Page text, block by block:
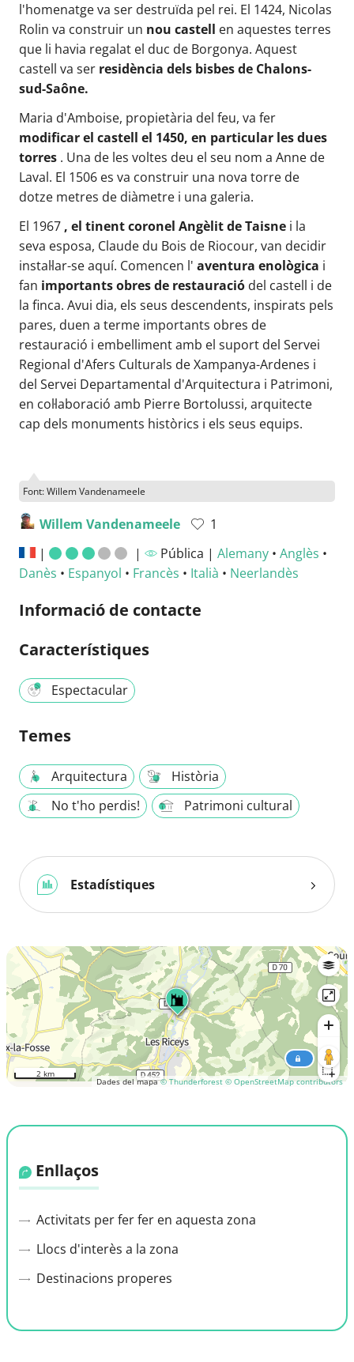
l'homenatge va ser destruïda pel rei. El 1424, Nicolas
Rolin va construir un nou castell en aquestes terres
que li havia regalat el duc de Borgonya. Aquest
castell va ser residència dels bisbes de Chalons-
sud-Saône.
Maria d'Amboise, propietària del feu, va fer
modificar el castell el 1450, en particular les dues
torres . Una de les voltes deu el seu nom a Anne de
Laval. El 1506 es va construir una nova torre de
dotze metres de diàmetre i una galeria.
El 1967 , el tinent coronel Angèlit de Taisne i la
seva esposa, Claude du Bois de Riocour, van decidir
instal·lar-se aquí. Comencen l' aventura enològica i
fan importants obres de restauració del castell i de
la finca. Avui dia, els seus descendents, inspirats pels
pares, duen a terme importants obres de
restauració i embelliment amb el suport del Servei
Regional d'Afers Culturals de Xampanya-Ardenes i
del Servei Departamental d'Arquitectura i Patrimoni,
en col·laboració amb Pierre Bortolussi, arquitecte
cap dels monuments històrics i els seus equips.
Font: Willem Vandenameele
Willem Vandenameele
1
|
| Pública | Alemany• Anglès •
Danès • Espanyol • Francès • Italià • Neerlandès
Informació de contacte
Característiques
Espectacular
Temes
Arquitectura
Història
No t'ho perdis!
Patrimoni cultural
Estadístiques
Dades del mapa© Thunderforest © OpenStreetMap contributors
2 km
Enllaços
Activitats per fer fer en aquesta zona
Llocs d'interès a la zona
Destinacions properes